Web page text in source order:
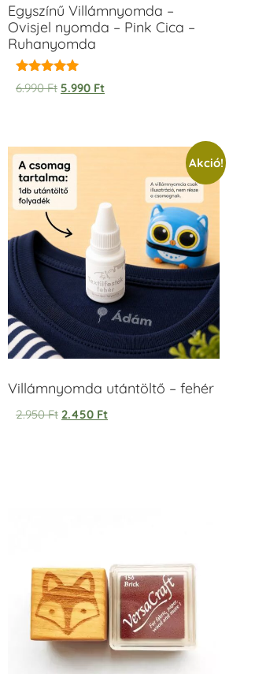
Egyszínű Villámnyomda –
Ovisjel nyomda – Pink Cica –
Ruhanyomda
Értékelés:
5.00
6.990Ft 5.990 Ft
Akció!
Villámnyomda utántöltő – fehér
2.950Ft 2.450 Ft